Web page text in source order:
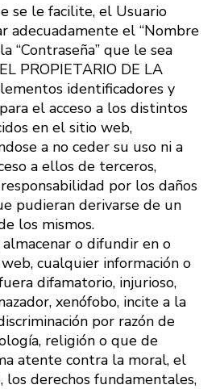
se le facilite, el Usuario
adecuadamente el “Nombre
“Contraseña” que le sea
PROPIETARIO DE LA
identificadores y
el acceso a los distintos
en el sitio web,
a no ceder su uso ni a
a ellos de terceros,
por los daños
pudieran derivarse de un
los mismos.
o difundir en o
cualquier información o
difamatorio, injurioso,
xenófobo, incite a la
por razón de
religión o que de
atente contra la moral, el
los derechos fundamentales,